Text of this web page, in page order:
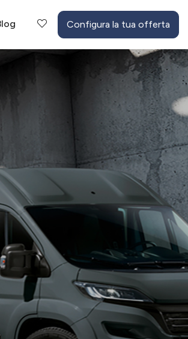
Configura la tua offerta